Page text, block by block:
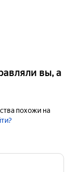
вы, а
похожи на